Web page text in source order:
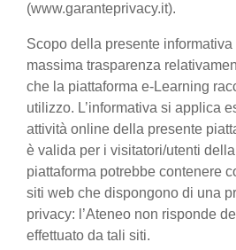
(www.garanteprivacy.it).
Scopo della presente informativa
massima trasparenza
che la piattaforma e-Learning
utilizzo. L’informativa si applica
attività online della presente
è valida per i visitatori/utenti
piattaforma potrebbe contenere
siti web che dispongono di una
privacy: l’Ateneo non risponde
effettuato da tali siti.